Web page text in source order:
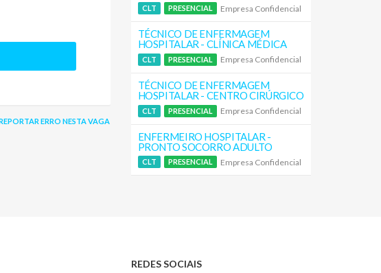
ERRO NESTA VAGA
CLT PRESENCIAL Empresa Confidencial
TÉCNICO DE ENFERMAGEM
HOSPITALAR - CLÍNICA MÉDICA
CLT PRESENCIAL Empresa Confidencial
TÉCNICO DE ENFERMAGEM
HOSPITALAR - CENTRO CIRÚRGICO
CLT PRESENCIAL Empresa Confidencial
ENFERMEIRO HOSPITALAR -
PRONTO SOCORRO ADULTO
CLT PRESENCIAL Empresa Confidencial
REDES SOCIAIS